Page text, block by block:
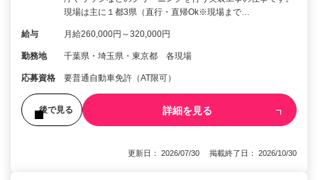
現場は主に１都3県（直行・直帰Ok※現場まで…
給与 月給260,000円～320,000円
勤務地 千葉県・埼玉県・東京都 各現場
応募資格 要普通自動車免許（AT限可）
後で見る 詳細を見る
更新日： 2026/07/30 掲載終了日： 2026/10/30